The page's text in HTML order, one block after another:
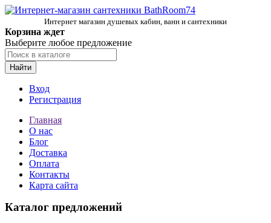
Интернет магазин душевых кабин, ванн и сантехники
Корзина ждет
Выберите любое предложение
Найти
Вход
Регистрация
Главная
О нас
Блог
Доставка
Оплата
Контакты
Карта сайта
Каталог предложений